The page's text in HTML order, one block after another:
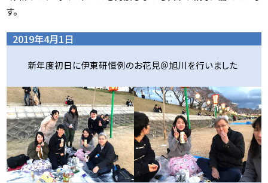
す。
2019年4月1日
新年度初日に伊東研恒例のお花見＠旭川を行いました